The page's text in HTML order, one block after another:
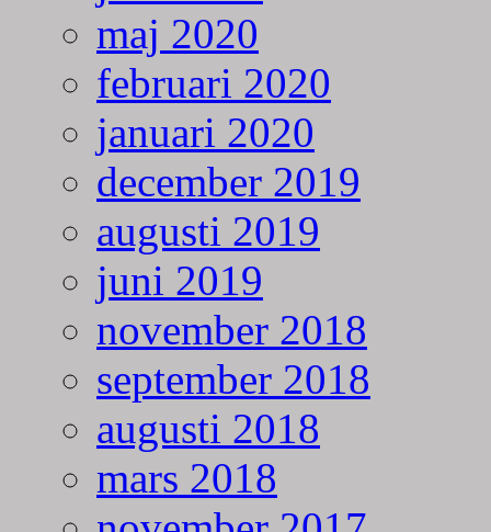
maj 2020
februari 2020
januari 2020
december 2019
augusti 2019
juni 2019
november 2018
september 2018
augusti 2018
mars 2018